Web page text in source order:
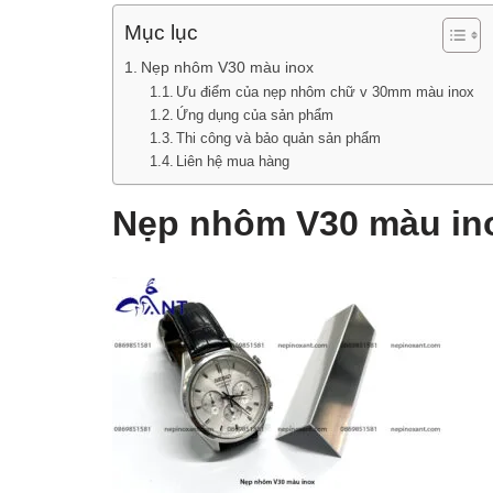
Mục lục
Nẹp nhôm V30 màu inox
Ưu điểm của nẹp nhôm chữ v 30mm màu inox
Ứng dụng của sản phẩm
Thi công và bảo quản sản phẩm
Liên hệ mua hàng
Nẹp nhôm V30 màu